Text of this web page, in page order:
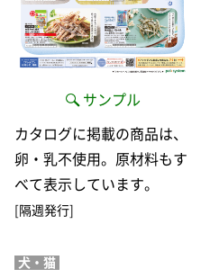
サンプル
カタログに掲載の商品は、
卵・乳不使用。原材料もす
べて表示しています。
[隔週発行]
犬・猫